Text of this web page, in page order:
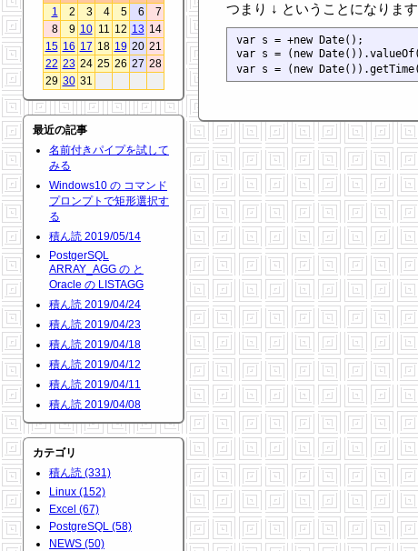
1
2 3 4 5 6
7
8
9 10 11 12 13 14
15 16 17 18 19 20 21
22 23 24 25 26 27 28
29 30 31
最近の記事
名前付きパイプを試して
みる
Windows10 の コマンド
プロンプトで矩形選択す
る
積ん読 2019/05/14
PostgerSQL
ARRAY_AGG の と
Oracle の LISTAGG
積ん読 2019/04/24
積ん読 2019/04/23
積ん読 2019/04/18
積ん読 2019/04/12
積ん読 2019/04/11
積ん読 2019/04/08
カテゴリ
積ん読 (331)
Linux (152)
Excel (67)
PostgreSQL (58)
NEWS (50)
つまり ↓ ということになります
var s = +new Date();
var s = (new
var s = (new